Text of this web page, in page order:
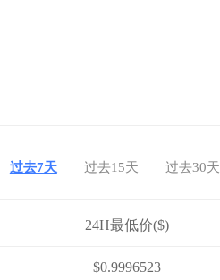
过去30天
过去15天
过去7天
24H最低价($)
$0.9996523